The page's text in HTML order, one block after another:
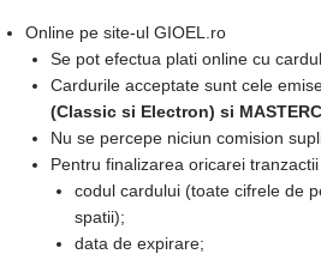
Online pe site-ul GIOEL.ro
Se pot efectua plati online cu
Cardurile acceptate sunt cele
(Classic si Electron) si
Nu se percepe niciun comision
Pentru finalizarea oricarei
codul cardului (toate cifrele de
spatii);
data de expirare;